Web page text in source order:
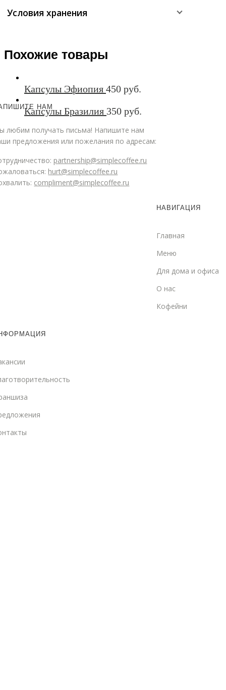
Условия хранения
Похожие товары
Капсулы Эфиопия 450 руб.
Капсулы Бразилия 350 руб.
НАМ
любим получать письма! Напишите нам
предложения или пожелания по адресам:
partnership@simplecoffee.ru
hurt@simplecoffee.ru
compliment@simplecoffee.ru
НАВИГАЦИЯ
Главная
Меню
Для дома и офиса
О нас
Кофейни